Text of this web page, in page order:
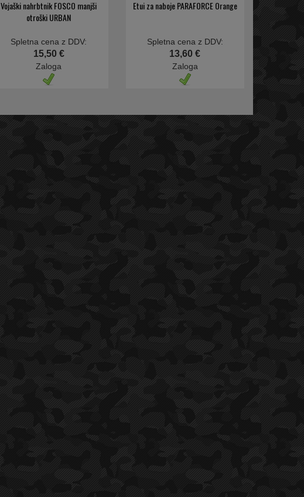
Vojaški nahrbtnik FOSCO manjši
otroški URBAN
Spletna cena z DDV:
15,50 €
Zaloga
Etui za naboje PARAFORCE Orange
Spletna cena z DDV:
13,60 €
Zaloga